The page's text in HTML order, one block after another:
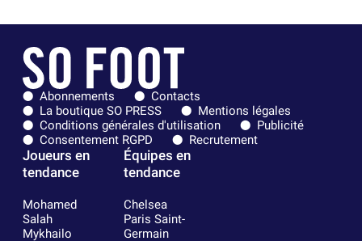
Abonnements
Contacts
La boutique SO PRESS
Mentions légales
Conditions générales d'utilisation
Publicité
Consentement RGPD
Recrutement
Joueurs en
tendance
Mohamed
Salah
Mykhailo
Équipes en
tendance
Chelsea
Paris Saint-
Germain